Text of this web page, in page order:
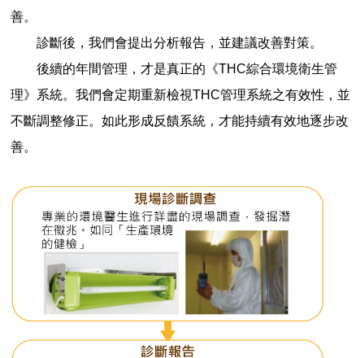
善。
診斷後，我們會提出分析報告，並建議改善對策。
後續的年間管理，才是真正的《THC綜合環境衛生管
理》系統。我們會定期重新檢視THC管理系統之有效性，並
不斷調整修正。如此形成反饋系統，才能持續有效地逐步改
善。